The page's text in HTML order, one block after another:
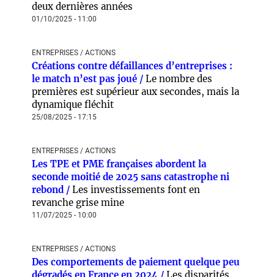
deux dernières années
01/10/2025 - 11:00
ENTREPRISES / ACTIONS
Créations contre défaillances d’entreprises :
le match n’est pas joué / Le nombre des
premières est supérieur aux secondes, mais la
dynamique fléchit
25/08/2025 - 17:15
ENTREPRISES / ACTIONS
Les TPE et PME françaises abordent la
seconde moitié de 2025 sans catastrophe ni
rebond / Les investissements font en
revanche grise mine
11/07/2025 - 10:00
ENTREPRISES / ACTIONS
Des comportements de paiement quelque peu